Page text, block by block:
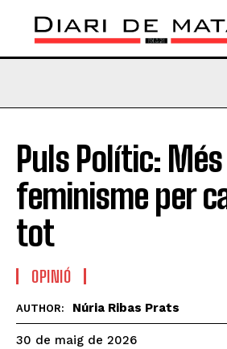
Puls Polític: Més
feminisme per
tot
OPINIÓ
AUTHOR: Núria Ribas Prats
30 de maig de 2026